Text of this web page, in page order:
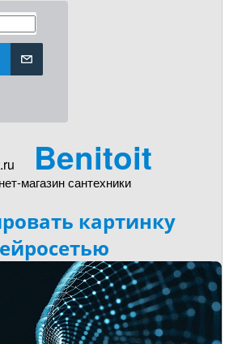
Benitoit
магазин сантехники
картинку